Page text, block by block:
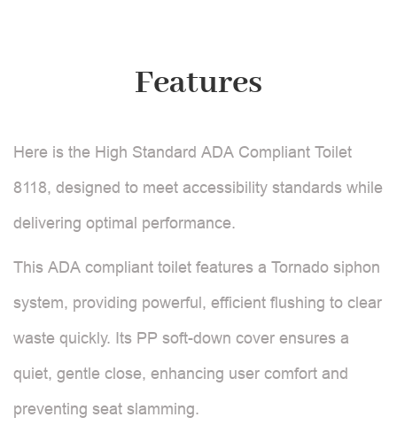
Features
Here is the High Standard ADA Compliant Toilet
8118, designed to meet accessibility standards while
delivering optimal performance.
This ADA compliant toilet features a Tornado siphon
system, providing powerful, efficient flushing to clear
waste quickly. Its PP soft-down cover ensures a
quiet, gentle close, enhancing user comfort and
preventing seat slamming.